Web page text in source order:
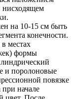
нисходящем
на 10-15 см быть
конечности.
местах
формы
и поролоновые
повязке
при начале